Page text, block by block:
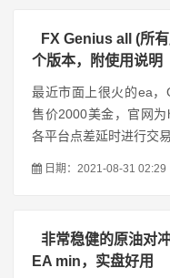
FX Genius all (所
个版本，附使用说明
最近市面上很火的ea，
售价2000美金，官网为
各平台点差延时进行交
日期：2021-08-31 02:29
非常稳健的原油对
EA min，实盘好用